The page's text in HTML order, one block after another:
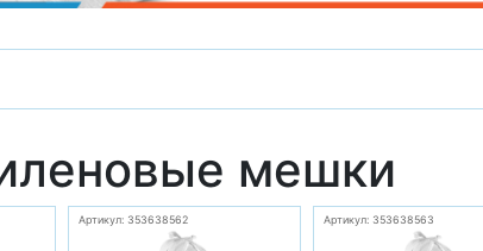
мешки
Артикул: 353638562 Артикул: 353638563